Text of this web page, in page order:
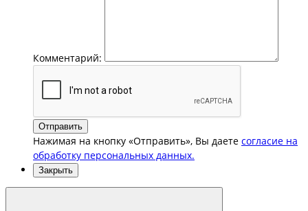
Комментарий:
Отправить
Нажимая на кнопку «Отправить», Вы даете согласие на
обработку персональных данных.
Закрыть